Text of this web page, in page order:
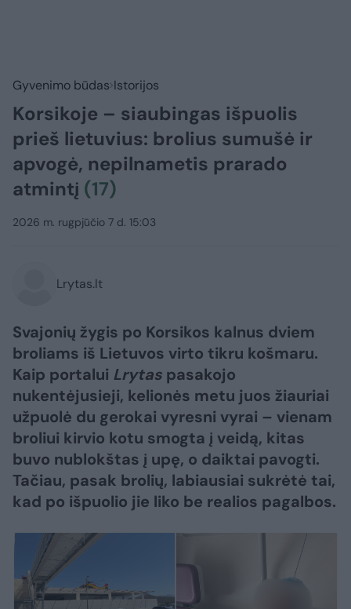
Gyvenimo būdas Istorijos
Korsikoje – siaubingas išpuolis
prieš lietuvius: brolius sumušė ir
apvogė, nepilnametis prarado
atmintį (17)
2026 m. rugpjūčio 7 d. 15:03
Lrytas.lt
Svajonių žygis po Korsikos kalnus dviem
broliams iš Lietuvos virto tikru košmaru.
Kaip portalui Lrytas pasakojo
nukentėjusieji, kelionės metu juos žiauriai
užpuolė du gerokai vyresni vyrai – vienam
broliui kirvio kotu smogta į veidą, kitas
buvo nublokštas į upę, o daiktai pavogti.
Tačiau, pasak brolių, labiausiai sukrėtė tai,
kad po išpuolio jie liko be realios pagalbos.